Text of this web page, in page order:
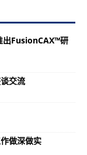
出FusionCAX™研
交流
做深做实